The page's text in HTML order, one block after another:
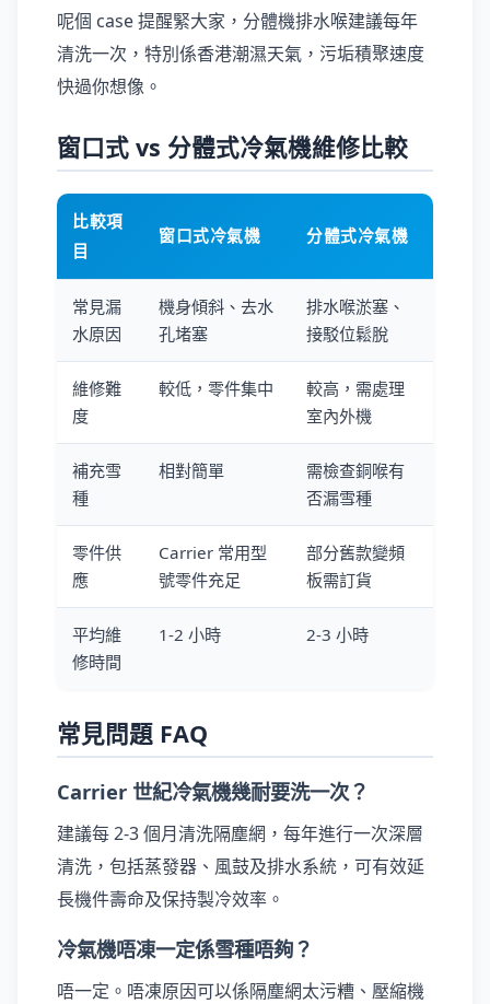
呢個 case 提醒緊大家，分體機排水喉建議每年
清洗一次，特別係香港潮濕天氣，污垢積聚速度
快過你想像。
窗口式 vs 分體式冷氣機維修比較
比較項
目
窗口式冷氣機 分體式冷氣機
常見漏
水原因
機身傾斜、去水
孔堵塞
排水喉淤塞、
接駁位鬆脫
維修難
度
較低，零件集中
較高，需處理
室內外機
補充雪
種
相對簡單
需檢查銅喉有
否漏雪種
零件供
應
Carrier 常用型
號零件充足
部分舊款變頻
板需訂貨
平均維
修時間
1-2 小時 2-3 小時
常見問題 FAQ
Carrier 世紀冷氣機幾耐要洗一次？
建議每 2-3 個月清洗隔塵網，每年進行一次深層
清洗，包括蒸發器、風鼓及排水系統，可有效延
長機件壽命及保持製冷效率。
冷氣機唔凍一定係雪種唔夠？
唔一定。唔凍原因可以係隔塵網太污糟、壓縮機